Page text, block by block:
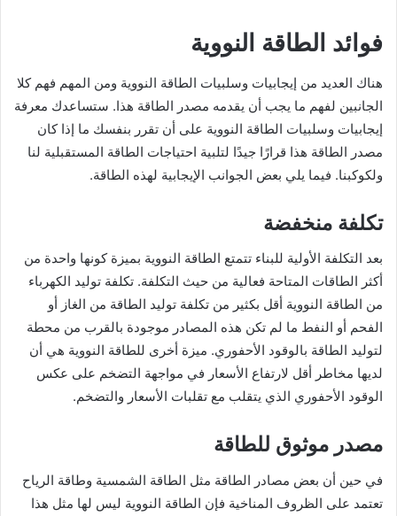
فوائد الطاقة النووية
هناك العديد من إيجابيات وسلبيات الطاقة النووية ومن المهم فهم كلا
الجانبين لفهم ما يجب أن يقدمه مصدر الطاقة هذا. ستساعدك معرفة
إيجابيات وسلبيات الطاقة النووية على أن تقرر بنفسك ما إذا كان
مصدر الطاقة هذا قرارًا جيدًا لتلبية احتياجات الطاقة المستقبلية لنا
ولكوكبنا. فيما يلي بعض الجوانب الإيجابية لهذه الطاقة.
تكلفة منخفضة
بعد التكلفة الأولية للبناء تتمتع الطاقة النووية بميزة كونها واحدة من
أكثر الطاقات المتاحة فعالية من حيث التكلفة. تكلفة توليد الكهرباء
من الطاقة النووية أقل بكثير من تكلفة توليد الطاقة من الغاز أو
الفحم أو النفط ما لم تكن هذه المصادر موجودة بالقرب من محطة
لتوليد الطاقة بالوقود الأحفوري. ميزة أخرى للطاقة النووية هي أن
لديها مخاطر أقل لارتفاع الأسعار في مواجهة التضخم على عكس
الوقود الأحفوري الذي يتقلب مع تقلبات الأسعار والتضخم.
مصدر موثوق للطاقة
في حين أن بعض مصادر الطاقة مثل الطاقة الشمسية وطاقة الرياح
تعتمد على الظروف المناخية فإن الطاقة النووية ليس لها مثل هذا